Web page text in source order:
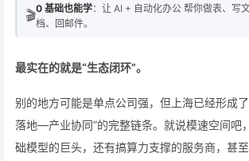
🎬0 基础也能学：让 AI + 自动化办公 帮你做表、写
档、回邮件。
最实在的就是“生态闭环”。
别的地方可能是单点公司强，但上海已经形成
落地—产业协同”的完整链条。就说模速空间吧
础模型的巨头，还有搞算力支撑的服务商，甚